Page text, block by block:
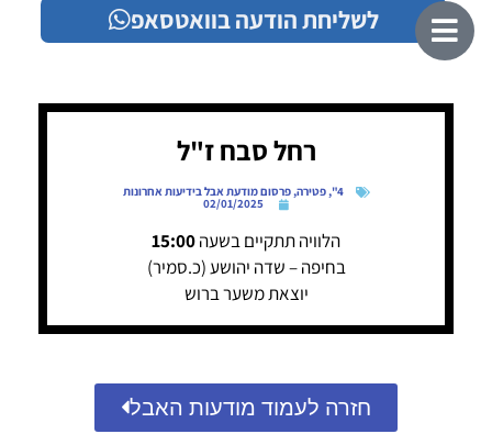
לשליחת הודעה בוואטסאפ
רחל סבח ז"ל
4"
,פטירה,פרסום מודעת אבל בידיעות אחרונות
02/01/2025
הלוויה תתקיים בשעה15:00
בחיפה – שדה יהושע (כ.סמיר)
יוצאת משער ברוש
חזרה לעמוד מודעות האבל